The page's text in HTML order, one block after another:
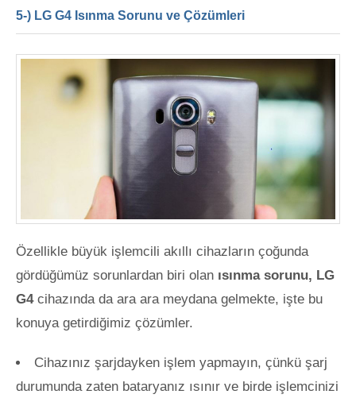
5-) LG G4 Isınma Sorunu ve Çözümleri
Özellikle büyük işlemcili akıllı cihazların çoğunda
gördüğümüz sorunlardan biri olan ısınma sorunu, LG
G4cihazında da ara ara meydana gelmekte, işte bu
konuya getirdiğimiz çözümler.
Cihazınız şarjdayken işlem yapmayın, çünkü şarj
durumunda zaten bataryanız ısınır ve birde işlemcinizi